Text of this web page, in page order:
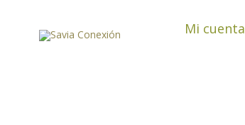
Mi cuenta